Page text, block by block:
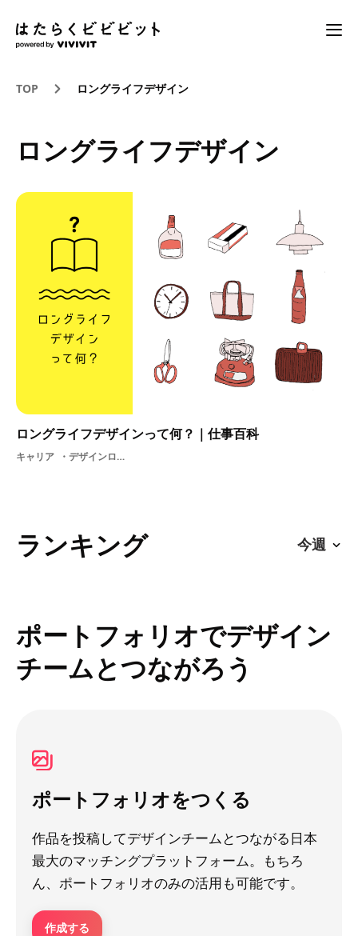
TOP ロングライフデザイン
ロングライフデザイン
ロングライフデザインって何？｜仕事百科
キャリア デザインロングライフデザインロングライフ
ランキング
ポートフォリオでデザイン
チームとつながろう
ポートフォリオをつくる
作品を投稿してデザインチームとつながる日本
最大のマッチングプラットフォーム。もちろ
ん、ポートフォリオのみの活用も可能です。
作成する